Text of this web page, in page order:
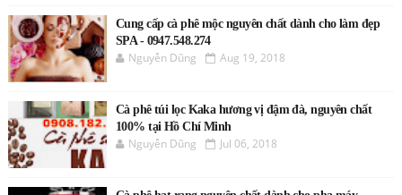
Cung cấp cà phê mộc nguyên chất dành cho làm đẹp
SPA - 0947.548.274
Nguyễn Dũng Aug 19, 2018
Cà phê túi lọc Kaka hương vị đậm đà, nguyên chất
100% tại Hồ Chí Minh
Nguyễn Dũng Jul 06, 2018